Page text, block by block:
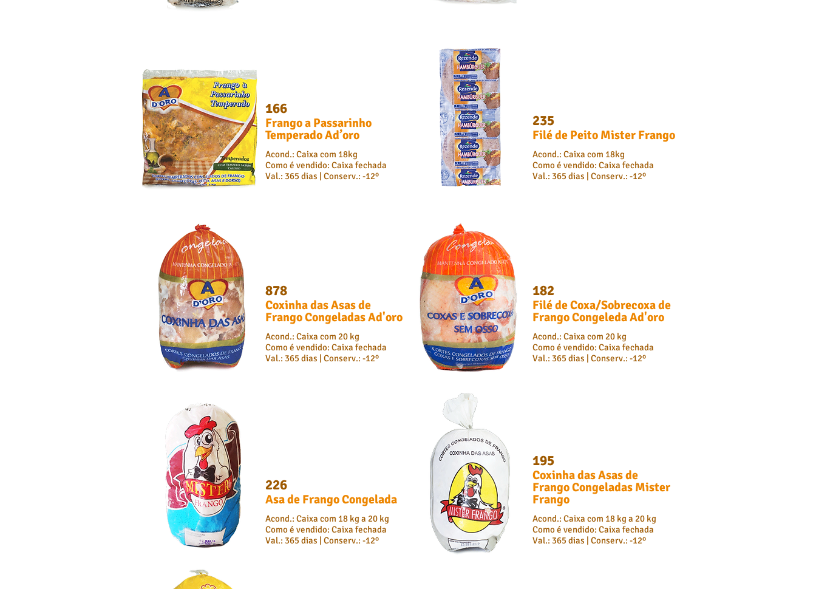
166
Frango a Passarinho
Temperado Ad’oro
Acond.: Caixa com 18kg
Como é vendido: Caixa fechada
Val.: 365 dias | Conserv.: -12º
235
Filé de Peito Mister Frango
Acond.: Caixa com 18kg
Como é vendido: Caixa fechada
Val.: 365 dias | Conserv.: -12º
878
Coxinha das Asas de
Frango Congeladas Ad'oro
Acond.: Caixa com 20 kg
Como é vendido: Caixa fechada
Val.: 365 dias | Conserv.: -12º
182
Filé de Coxa/Sobrecoxa de
Frango Congeleda Ad'oro
Acond.: Caixa com 20 kg
Como é vendido: Caixa fechada
Val.: 365 dias | Conserv.: -12º
226
Asa de Frango Congelada
Acond.: Caixa com 18 kg a 20 kg
Como é vendido: Caixa fechada
Val.: 365 dias | Conserv.: -12º
195
Coxinha das Asas de
Frango Congeladas Mister
Frango
Acond.: Caixa com 18 kg a 20 kg
Como é vendido: Caixa fechada
Val.: 365 dias | Conserv.: -12º